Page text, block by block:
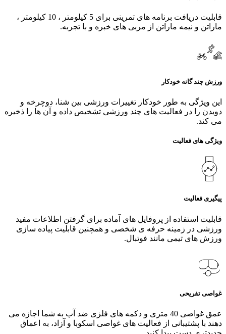
قابلیت دریافت برنامه های تمرینی برای 5 کیلومتر ، 10 کیلومتر ،
ماراتن و نیمه ماراتن از مربی های خبره و با تجربه.
ورزش چند گانه خودکار
این ویژگی به طور خودکار تغییرات ورزشی بین شنا، دوچرخه و
دویدن را در فعالیت‌ های چند ورزشی تشخیص داده و آن ها را ذخیره
می کند.
ویژگی های فعالیت
پیگیری فعالیت
قابلیت استفاده از پروفایل های آماده برای گرفتن اطلاعات مفید
ورزشی در زمینه حرفه ی شخصی و همچنین قابلیت پیاده سازی
ورزش های تیمی مانند فوتبال.
غواصی تفریحی
عمق غواصی 40 متری و دکمه‌ های فلزی ضد آب به شما اجازه می‌
دهند با پشتیبانی از فعالیت‌ های غواصی اسکوبا و آزاد، به اعماق